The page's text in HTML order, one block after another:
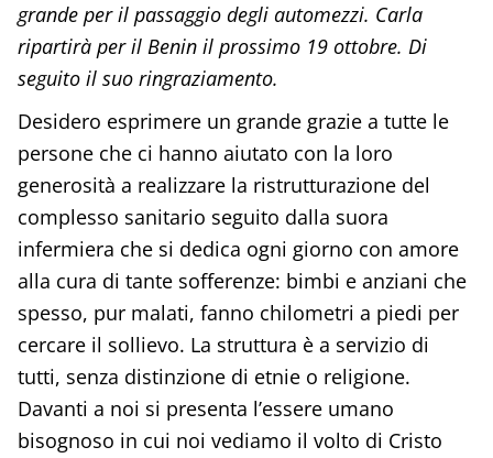
grande per il passaggio degli automezzi. Carla
ripartirà per il Benin il prossimo 19 ottobre. Di
seguito il suo ringraziamento.
Desidero esprimere un grande grazie a tutte le
persone che ci hanno aiutato con la loro
generosità a realizzare la ristrutturazione del
complesso sanitario seguito dalla suora
infermiera che si dedica ogni giorno con amore
alla cura di tante sofferenze: bimbi e anziani che
spesso, pur malati, fanno chilometri a piedi per
cercare il sollievo. La struttura è a servizio di
tutti, senza distinzione di etnie o religione.
Davanti a noi si presenta l’essere umano
bisognoso in cui noi vediamo il volto di Cristo